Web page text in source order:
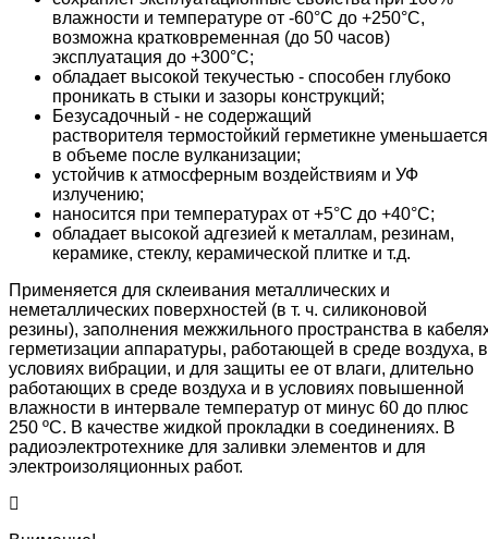
влажности и температуре от -60°C до +250°C,
возможна кратковременная (до 50 часов)
эксплуатация до +300°C;
обладает высокой текучестью - способен глубоко
проникать в стыки и зазоры конструкций;
Безусадочный - не содержащий
растворителя термостойкий герметикне уменьшается
в объеме после вулканизации;
устойчив к атмосферным воздействиям и УФ
излучению;
наносится при температурах от +5°C до +40°C;
обладает высокой адгезией к металлам, резинам,
керамике, стеклу, керамической плитке и т.д.
Применяется для склеивания металлических и
неметаллических поверхностей (в т. ч. силиконовой
резины), заполнения межжильного пространства в
герметизации аппаратуры, работающей в среде воздуха, в
условиях вибрации, и для защиты ее от влаги, длительно
работающих в среде воздуха и в условиях повышенной
влажности в интервале температур от минус 60 до плюс
250 ºС. В качестве жидкой прокладки в соединениях. В
радиоэлектротехнике для заливки элементов и для
электроизоляционных работ.